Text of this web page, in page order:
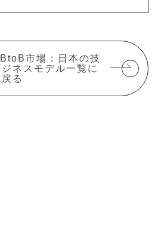
市場：日本の技
ネスモデル一覧に
戻る